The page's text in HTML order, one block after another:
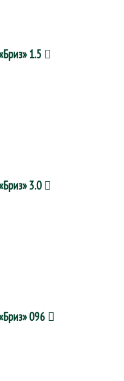
1.5
3.0
096